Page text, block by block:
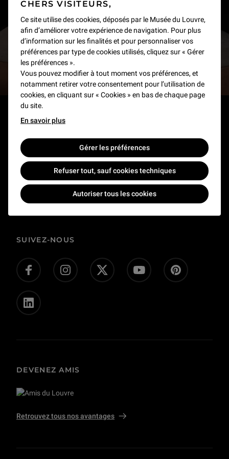
CHERS VISITEURS,
Ce site utilise des cookies, déposés par le Musée du Louvre,
afin d’améliorer votre expérience de navigation. Pour plus
d’information sur les finalités et pour personnaliser vos
préférences par type de cookies utilisés, cliquez sur « Gérer
les préférences ».
Vous pouvez modifier à tout moment vos préférences, et
notamment retirer votre consentement pour l’utilisation de
cookies, en cliquant sur « Cookies » en bas de chaque page
du site.
En savoir plus
Gérer les préférences
Refuser tout, sauf cookies techniques
Autoriser tous les cookies
Recevez des nouvelles du Louvre selon vos goûts
Inscrivez-vous
À PROPOS
L'établissement public
Le Louvre en France et dans le monde
Règlement de visite
Prêts et dépôts
Actes administratifs
NOS SITES
Billetterie
Boutique en ligne
Presse
NOUS CONTACTER
Donnez-nous votre avis !
Offres d’emploi - concours
Privatisations et tournages
SUIVEZ-NOUS
DEVENEZ AMIS
Retrouvez tous nos avantages